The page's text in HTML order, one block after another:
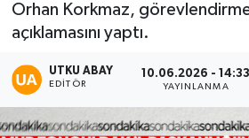
Orhan Korkmaz,
açıklamasını yaptı.
UTKU ABAY
EDITÖR
10.06.2026 - 14:33
YAYINLANMA
Gökçebey
Bartın
Haber Arşivi